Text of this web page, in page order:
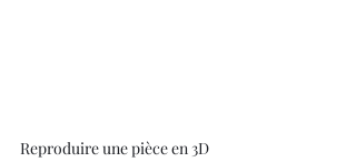
Reproduire une pièce en 3D